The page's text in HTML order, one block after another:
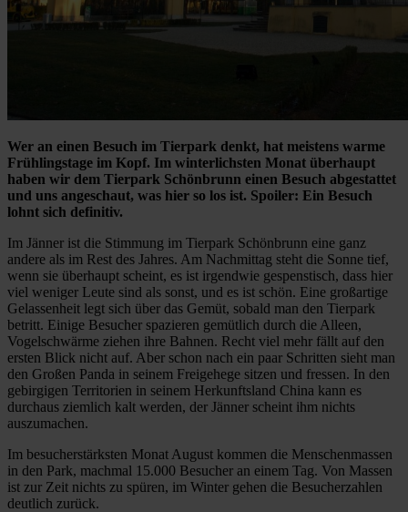
Wer an einen Besuch im Tierpark denkt, hat meistens warme
Frühlingstage im Kopf. Im winterlichsten Monat überhaupt
haben wir dem Tierpark Schönbrunn einen Besuch abgestattet
und uns angeschaut, was hier so los ist. Spoiler: Ein Besuch
lohnt sich definitiv.
Im Jänner ist die Stimmung im Tierpark Schönbrunn eine ganz
andere als im Rest des Jahres. Am Nachmittag steht die Sonne tief,
wenn sie überhaupt scheint, es ist irgendwie gespenstisch, dass hier
viel weniger Leute sind als sonst, und es ist schön. Eine großartige
Gelassenheit legt sich über das Gemüt, sobald man den Tierpark
betritt. Einige Besucher spazieren gemütlich durch die Alleen,
Vogelschwärme ziehen ihre Bahnen. Recht viel mehr fällt auf den
ersten Blick nicht auf. Aber schon nach ein paar Schritten sieht man
den Großen Panda in seinem Freigehege sitzen und fressen. In den
gebirgigen Territorien in seinem Herkunftsland China kann es
durchaus ziemlich kalt werden, der Jänner scheint ihm nichts
auszumachen.
Im besucherstärksten Monat August kommen die Menschenmassen
in den Park, machmal 15.000 Besucher an einem Tag. Von Massen
ist zur Zeit nichts zu spüren, im Winter gehen die Besucherzahlen
deutlich zurück.